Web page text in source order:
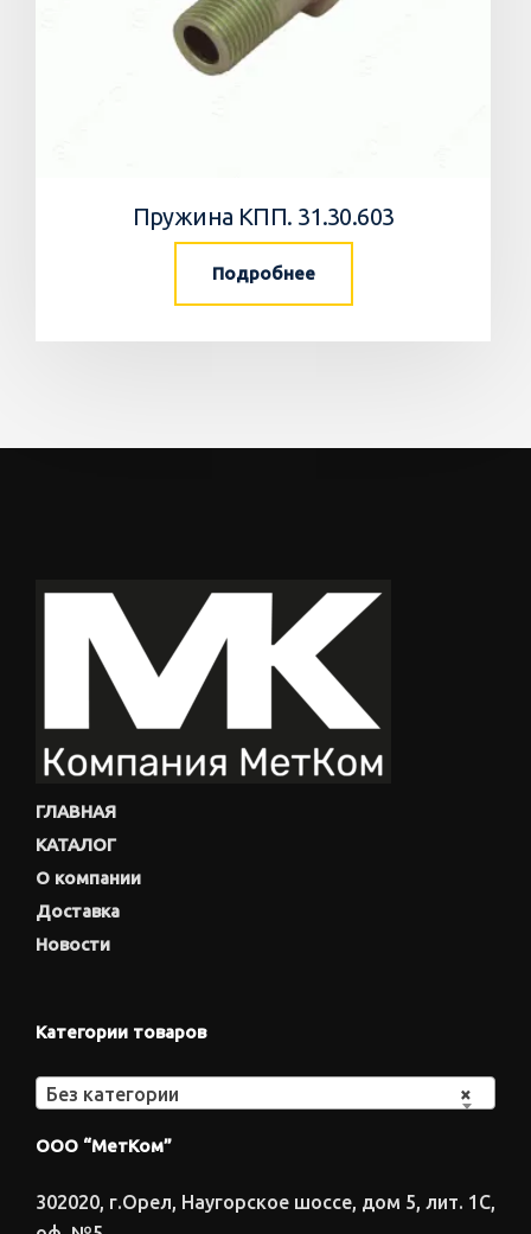
Пружина КПП. 31.30.603
Подробнее
ГЛАВНАЯ
КАТАЛОГ
О компании
Доставка
Новости
Категории товаров
×
Без категории
ООО “МетКом”
302020, г.Орел, Наугорское шоссе, дом 5, лит. 1С,